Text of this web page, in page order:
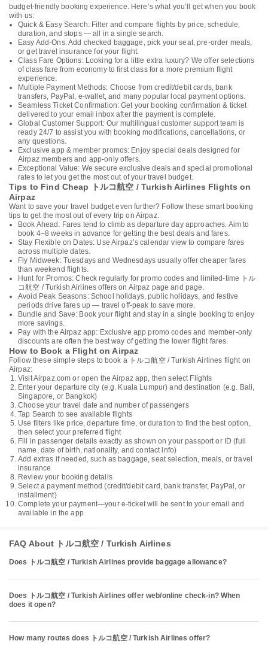
budget-friendly booking experience. Here’s what you’ll get when you book
with us:
Quick & Easy Search: Filter and compare flights by price, schedule,
duration, and stops — all in a single search.
Easy Add-Ons: Add checked baggage, pick your seat, pre-order meals,
or get travel insurance for your flight.
Class Fare Options: Looking for a little extra luxury? We offer selections
of class fare from economy to first class for a more premium flight
experience.
Multiple Payment Methods: Choose from credit/debit cards, bank
transfers, PayPal, e-wallet, and many popular local payment options.
Seamless Ticket Confirmation: Get your booking confirmation & ticket
delivered to your email inbox after the payment is complete.
Global Customer Support: Our multilingual customer support team is
ready 24/7 to assist you with booking modifications, cancellations, or
any questions.
Exclusive app & member promos: Enjoy special deals designed for
Airpaz members and app-only offers.
Exceptional Value: We secure exclusive deals and special promotional
rates to let you get the most out of your travel budget.
Tips to Find Cheap トルコ航空 / Turkish Airlines Flights on
Airpaz
Want to save your travel budget even further? Follow these smart booking
tips to get the most out of every trip on Airpaz:
Book Ahead: Fares tend to climb as departure day approaches. Aim to
book 4–8 weeks in advance for getting the best deals and fares.
Stay Flexible on Dates: Use Airpaz’s calendar view to compare fares
across multiple dates.
Fly Midweek: Tuesdays and Wednesdays usually offer cheaper fares
than weekend flights.
Hunt for Promos: Check regularly for promo codes and limited-time トル
コ航空 / Turkish Airlines offers on Airpaz page and page.
Avoid Peak Seasons: School holidays, public holidays, and festive
periods drive fares up — travel off-peak to save more.
Bundle and Save: Book your flight and stay in a single booking to enjoy
more savings.
Pay with the Airpaz app: Exclusive app promo codes and member-only
discounts are often the best way of getting the lower flight fares.
How to Book a Flight on Airpaz
Follow these simple steps to book a トルコ航空 / Turkish Airlines flight on
Airpaz:
Visit Airpaz.com or open the Airpaz app, then select Flights
Enter your departure city (e.g. Kuala Lumpur) and destination (e.g. Bali,
Singapore, or Bangkok)
Choose your travel date and number of passengers
Tap Search to see available flights
Use filters like price, departure time, or duration to find the best option,
then select your preferred flight
Fill in passenger details exactly as shown on your passport or ID (full
name, date of birth, nationality, and contact info)
Add extras if needed, such as baggage, seat selection, meals, or travel
insurance
Review your booking details
Select a payment method (credit/debit card, bank transfer, PayPal, or
installment)
Complete your payment—your e-ticket will be sent to your email and
available in the app
FAQ About トルコ航空 / Turkish Airlines
Does トルコ航空 / Turkish Airlines provide baggage allowance?
Does トルコ航空 / Turkish Airlines offer web/online check-in? When
does it open?
How many routes does トルコ航空 / Turkish Airlines offer?